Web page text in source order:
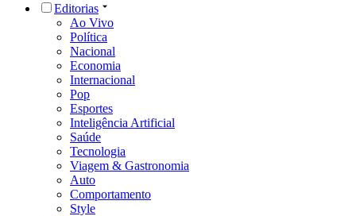
Editorias
Ao Vivo
Política
Nacional
Economia
Internacional
Pop
Esportes
Inteligência Artificial
Saúde
Tecnologia
Viagem & Gastronomia
Auto
Comportamento
Style